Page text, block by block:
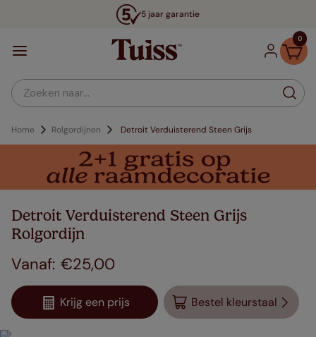
5 jaar garantie
0
Zoeken naar...
Home Rolgordijnen Detroit Verduisterend Steen Grijs
Detroit Verduisterend Steen Grijs
Rolgordijn
€25,00
Krijg een prijs Bestel kleurstaal